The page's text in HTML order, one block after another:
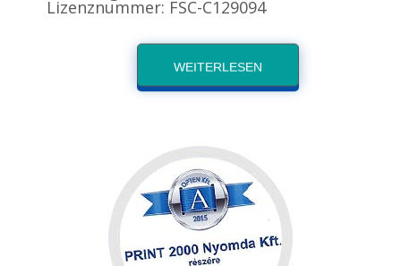
Lizenznummer: FSC-C129094
WEITERLESEN